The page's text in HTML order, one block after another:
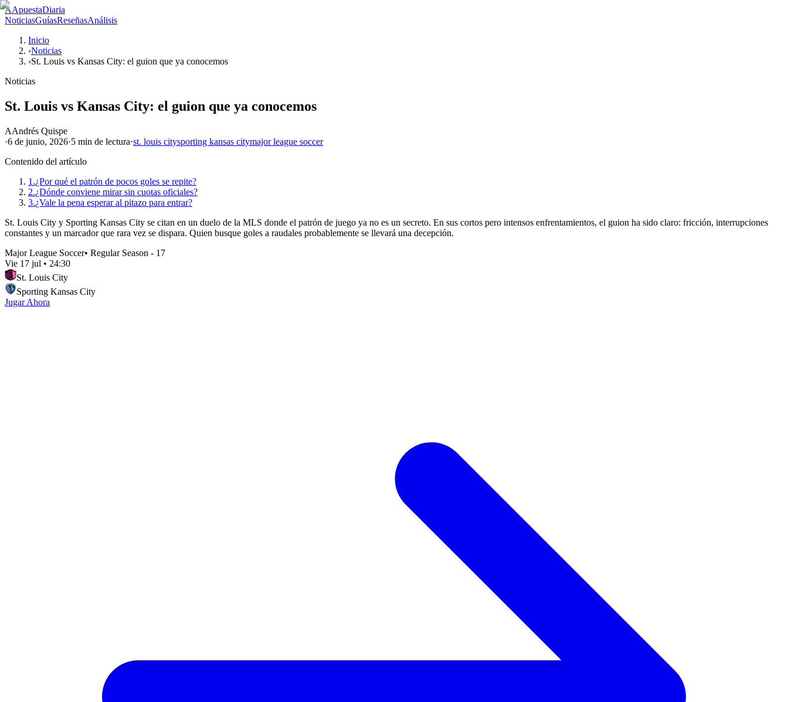
AApuestaDiaria
NoticiasGuíasReseñasAnálisis
Inicio
›Noticias
›St. Louis vs Kansas City: el guion que ya conocemos
Noticias
St. Louis vs Kansas City: el guion que ya conocemos
AAndrés Quispe
·6 de junio, 2026·5 min de lectura·st. louis citysporting kansas citymajor league soccer
Contenido del artículo
1.¿Por qué el patrón de pocos goles se repite?
2.¿Dónde conviene mirar sin cuotas oficiales?
3.¿Vale la pena esperar al pitazo para entrar?
St. Louis City y Sporting Kansas City se citan en un duelo de la MLS donde el patrón de juego ya no es un secreto. En sus cortos pero intensos enfrentamientos, el guion ha sido claro: fricción, interrupciones
constantes y un marcador que rara vez se dispara. Quien busque goles a raudales probablemente se llevará una decepción.
Major League Soccer• Regular Season - 17
Vie 17 jul • 24:30
St. Louis City
Sporting Kansas City
Jugar Ahora